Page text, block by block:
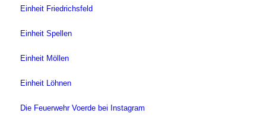
Einheit Friedrichsfeld
Einheit Spellen
Einheit Möllen
Einheit Löhnen
Die Feuerwehr Voerde bei Instagram